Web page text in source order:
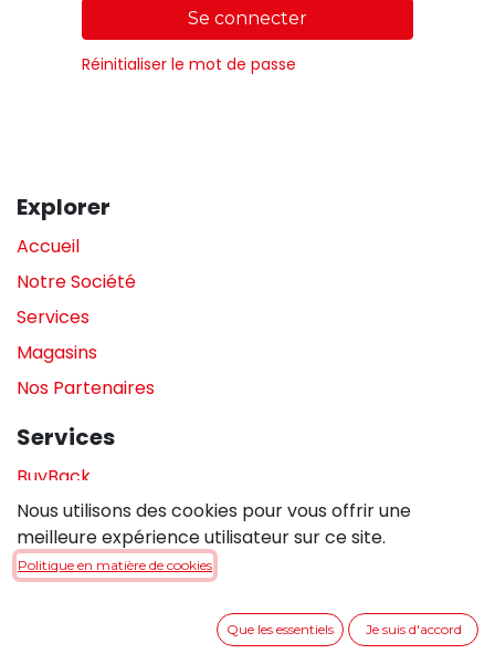
Se connecter
Réinitialiser le mot de passe
Explorer
Accueil
Notre Société
Services
Magasins
Nos Partenaires
Services
BuyBack
Assistance en magasin
Réparations
Politique de confidentialité
Nous utilisons des cookies pour vous offrir une
meilleure expérience utilisateur sur ce site.
Politique en matière de cookies
Que les essentiels Je suis d'accord